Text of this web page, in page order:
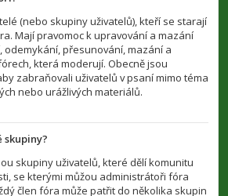
(nebo skupiny uživatelů), kteří se starají
Mají pravomoc k upravování a mazání
odemykání, přesunování, mazání a
která moderují. Obecně jsou
zabraňovali uživatelů v psaní mimo téma
nebo urážlivých materiálů.
skupiny?
skupiny uživatelů, které dělí komunitu
se kterými můžou administrátoři fóra
člen fóra může patřit do několika skupin